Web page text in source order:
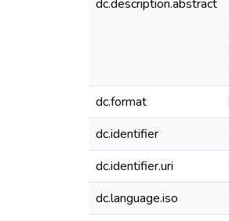
dc.description.abstract
dc.format
dc.identifier
dc.identifier.uri
dc.language.iso